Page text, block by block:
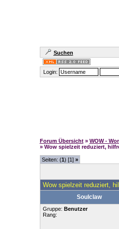
Suchen
Login:
Forum Übersicht » WOW -
» Wow spielzeit reduziert,
Seiten: (1) [1] »
Wow spielzeit reduziert,
Soulclaw
Gruppe: Benutzer
Rang: